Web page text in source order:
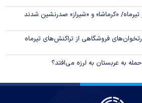
تیرماه/ «کرماشا» و «شیراز» صدرنشین شدند
به عربستان به لرزه می‌افتد؟